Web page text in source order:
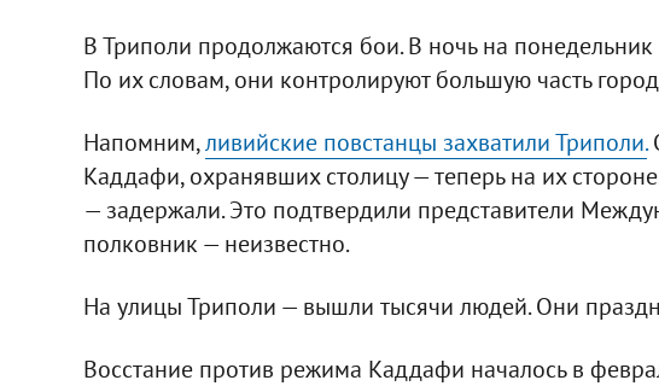
В Триполи продолжаются бои. В ночь на
По их словам, они контролируют большую часть
Напомним,ливийские повстанцы захватили Триполи.
Каддафи, охранявших столицу — теперь на их
— задержали. Это подтвердили представители
полковник — неизвестно.
На улицы Триполи — вышли тысячи людей. Они
Восстание против режима Каддафи началось в